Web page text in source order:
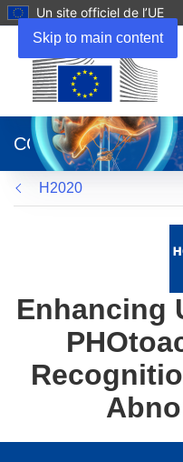
Skip to main content
Un site officiel de l’UE
dans
une
nouvelle
fenêtre)
CORDIS
H2020
Enhancing